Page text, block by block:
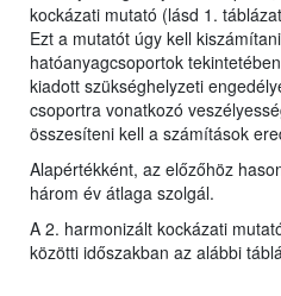
kockázati mutató (lásd 1.
Ezt a mutatót úgy kell
hatóanyagcsoportok
kiadott szükséghelyzeti
csoportra vonatkozó
összesíteni kell a számítások
Alapértékként, az előzőhöz
három év átlaga szolgál.
A 2. harmonizált kockázati
közötti időszakban az alábbi